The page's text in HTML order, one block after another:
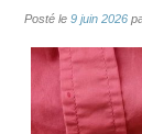
Posté le 9 juin 2026